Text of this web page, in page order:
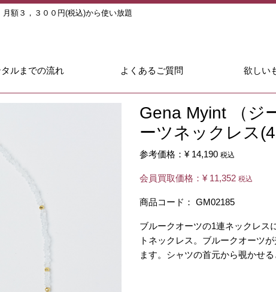
月額３，３００円(税込)から使い放題
タルまでの流れ よくあるご質問 欲しい
Gena Myint （ジ
ーツネックレス
参考価格： ¥ 14,190 税込
会員買取価格： ¥ 11,352 税込
商品コード： GM02185
ブルークオーツの1連ネックレス
トネックレス。ブルークオーツ
ます。シャツの首元から覗かせ